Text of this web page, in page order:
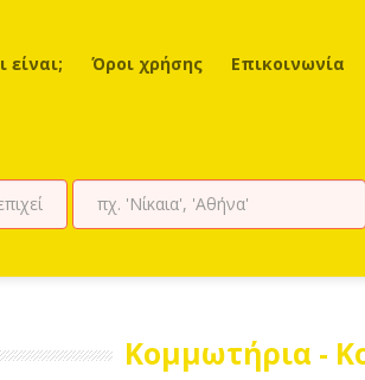
είναι; Όροι χρήσης Επικοινωνία
Κομμωτήρια -